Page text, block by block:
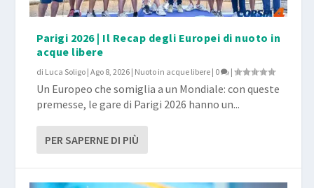
Parigi 2026 | Il Recap degli Europei di nuoto in
acque libere
di Luca Soligo |Ago 8, 2026 | Nuoto in acque libere | 0 |
Un Europeo che somiglia a un Mondiale: con queste
premesse, le gare di Parigi 2026 hanno un...
PER SAPERNE DI PIÙ